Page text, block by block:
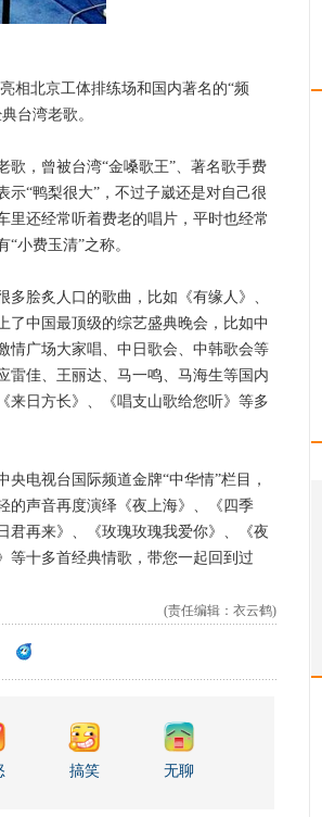
北京工体排练场和国内著名的“频
台湾老歌。
，曾被台湾“金嗓歌王”、著名歌手费
“鸭梨很大”，不过子崴还是对自己很
里还经常听着费老的唱片，平时也经常
小费玉清”之称。
脍炙人口的歌曲，比如《有缘人》、
了中国最顶级的综艺盛典晚会，比如中
情广场大家唱、中日歌会、中韩歌会等
雷佳、王丽达、马一鸣、马海生等国内
来日方长》、《唱支山歌给您听》等多
电视台国际频道金牌“中华情”栏目，
的声音再度演绎《夜上海》、《四季
君再来》、《玫瑰玫瑰我爱你》、《夜
等十多首经典情歌，带您一起回到过
(责任编辑：衣云鹤)
搞笑 无聊